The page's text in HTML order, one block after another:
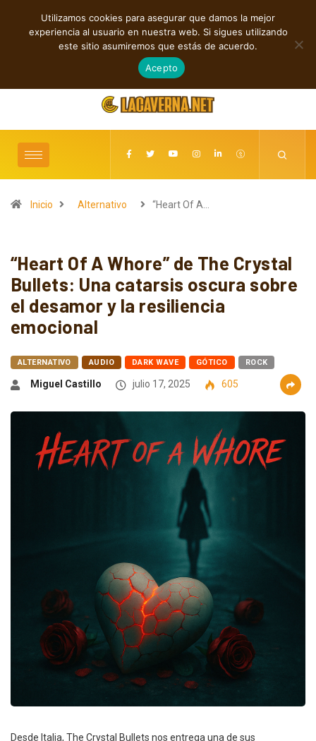
TENDENCIAS
Cuatro canciones independientes entre folk, rock y pop
agosto 8, 2026
Inicio Alternativo “Heart Of A…
“Heart Of A Whore” de The Crystal
Bullets: Una catarsis oscura sobre
el desamor y la resiliencia
emocional
ALTERNATIVO AUDIO DARK WAVE GÓTICO ROCK
Miguel Castillo julio 17, 2025 605
Desde Italia, The Crystal Bullets nos entrega una de sus
Utilizamos cookies para asegurar que damos la mejor
experiencia al usuario en nuestra web. Si sigues utilizando
este sitio asumiremos que estás de acuerdo.
Acepto